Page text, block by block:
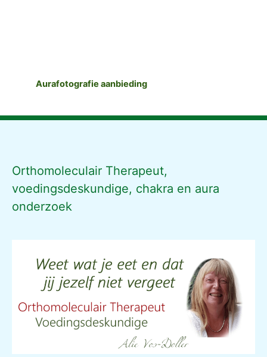
Aurafotografie aanbieding
Orthomoleculair Therapeut,
voedingsdeskundige, chakra en aura
onderzoek